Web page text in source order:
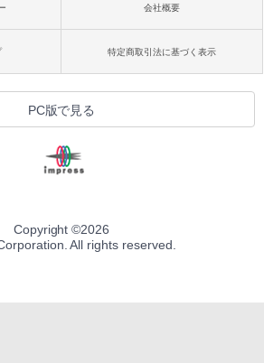
会社概要
特定商取引法に基づく表示
PC版で見る
Copyright ©2026
All rights reserved.